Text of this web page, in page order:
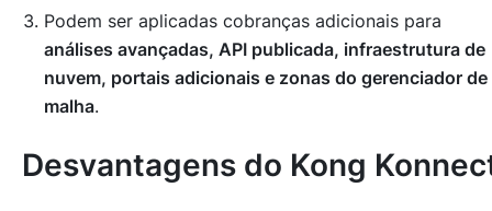
Podem ser aplicadas cobranças adicionais para
análises avançadas, API publicada, infraestrutura de
nuvem, portais adicionais e zonas do gerenciador de
malha.
Desvantagens do Kong